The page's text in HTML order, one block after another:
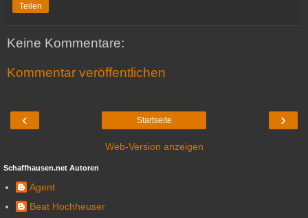
Teilen
Keine Kommentare:
Kommentar veröffentlichen
‹ ›
Startseite
Web-Version anzeigen
Schaffhausen.net Autoren
Agent
Beat Hochheuser